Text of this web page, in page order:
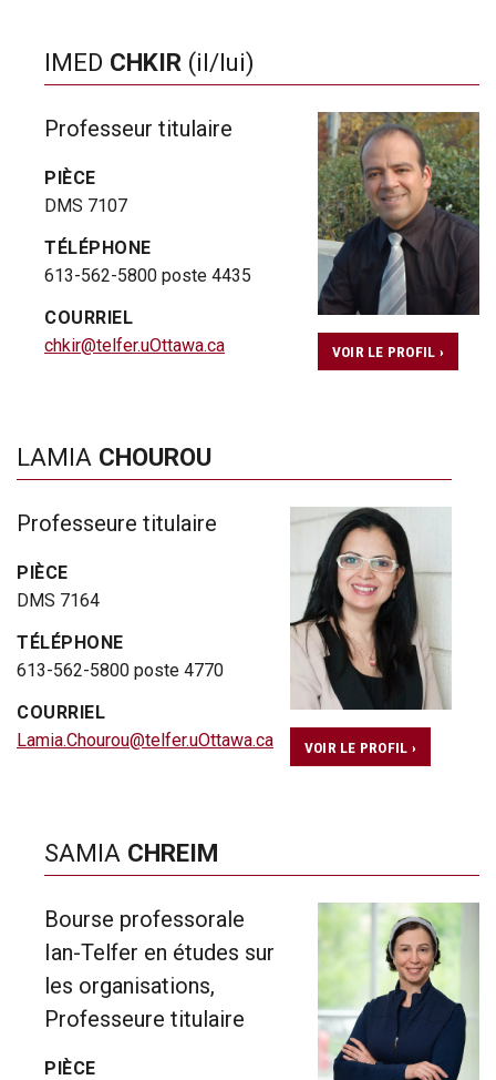
IMED CHKIR (il/lui)
Professeur titulaire
PIÈCE
DMS 7107
TÉLÉPHONE
613-562-5800 poste 4435
COURRIEL
chkir@telfer.uOttawa.ca
VOIR LE PROFIL ›
LAMIA CHOUROU
Professeure titulaire
PIÈCE
DMS 7164
TÉLÉPHONE
613-562-5800 poste 4770
COURRIEL
Lamia.Chourou@telfer.uOttawa.ca
VOIR LE PROFIL ›
SAMIA CHREIM
Bourse professorale
Ian-Telfer en études sur
les organisations,
Professeure titulaire
PIÈCE